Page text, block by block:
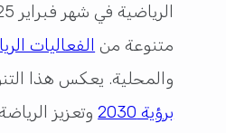
متنوعة من الفعاليات
والمحلية. يعكس هذا
برؤية 2030
وتعزيز